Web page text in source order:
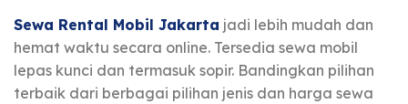
Sewa Rental Mobil Jakarta jadi lebih mudah dan
hemat waktu secara online. Tersedia sewa mobil
lepas kunci dan termasuk sopir. Bandingkan pilihan
terbaik dari berbagai pilihan jenis dan harga sewa